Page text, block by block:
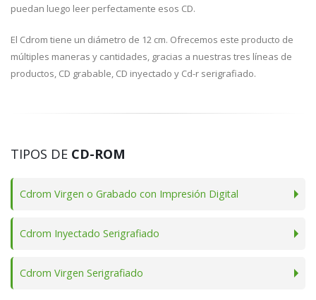
puedan luego leer perfectamente esos CD.
El Cdrom tiene un diámetro de 12 cm. Ofrecemos este producto de
múltiples maneras y cantidades, gracias a nuestras tres líneas de
productos, CD grabable, CD inyectado y Cd-r serigrafiado.
TIPOS DE CD-ROM
Cdrom Virgen o Grabado con Impresión Digital
Cdrom Inyectado Serigrafiado
Cdrom Virgen Serigrafiado